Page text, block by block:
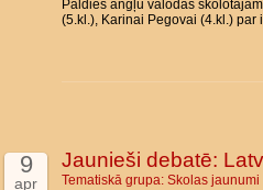
Paldies angļu valodas
(5.kl.), Karinai Pegovai (4.kl.)
9
apr
Jaunieši debatē:
Tematiskā grupa: Skolas jaunumi